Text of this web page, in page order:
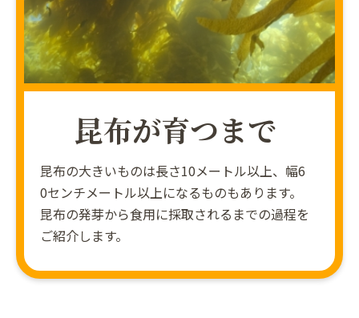
昆布が育つまで
昆布の大きいものは長さ10メートル以上、幅6
0センチメートル以上になるものもあります。
昆布の発芽から食用に採取されるまでの過程を
ご紹介します。